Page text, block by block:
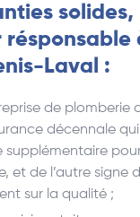
solides,
résponsable
Laval :
de plomberie
décennale
supplémentaire
et de l’autre signe
sur la qualité ;